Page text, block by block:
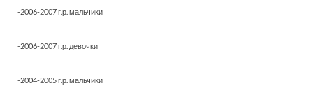
-2006-2007 г.р. мальчики
-2006-2007 г.р. девочки
-2004-2005 г.р. мальчики